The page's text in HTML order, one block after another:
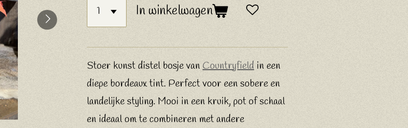
In winkelwagen
Stoer kunst distel bosje vanCountryfield in een
diepe bordeaux tint. Perfect voor een sobere en
landelijke styling. Mooi in een kruik, pot of schaal
en ideaal om te combineren met andere